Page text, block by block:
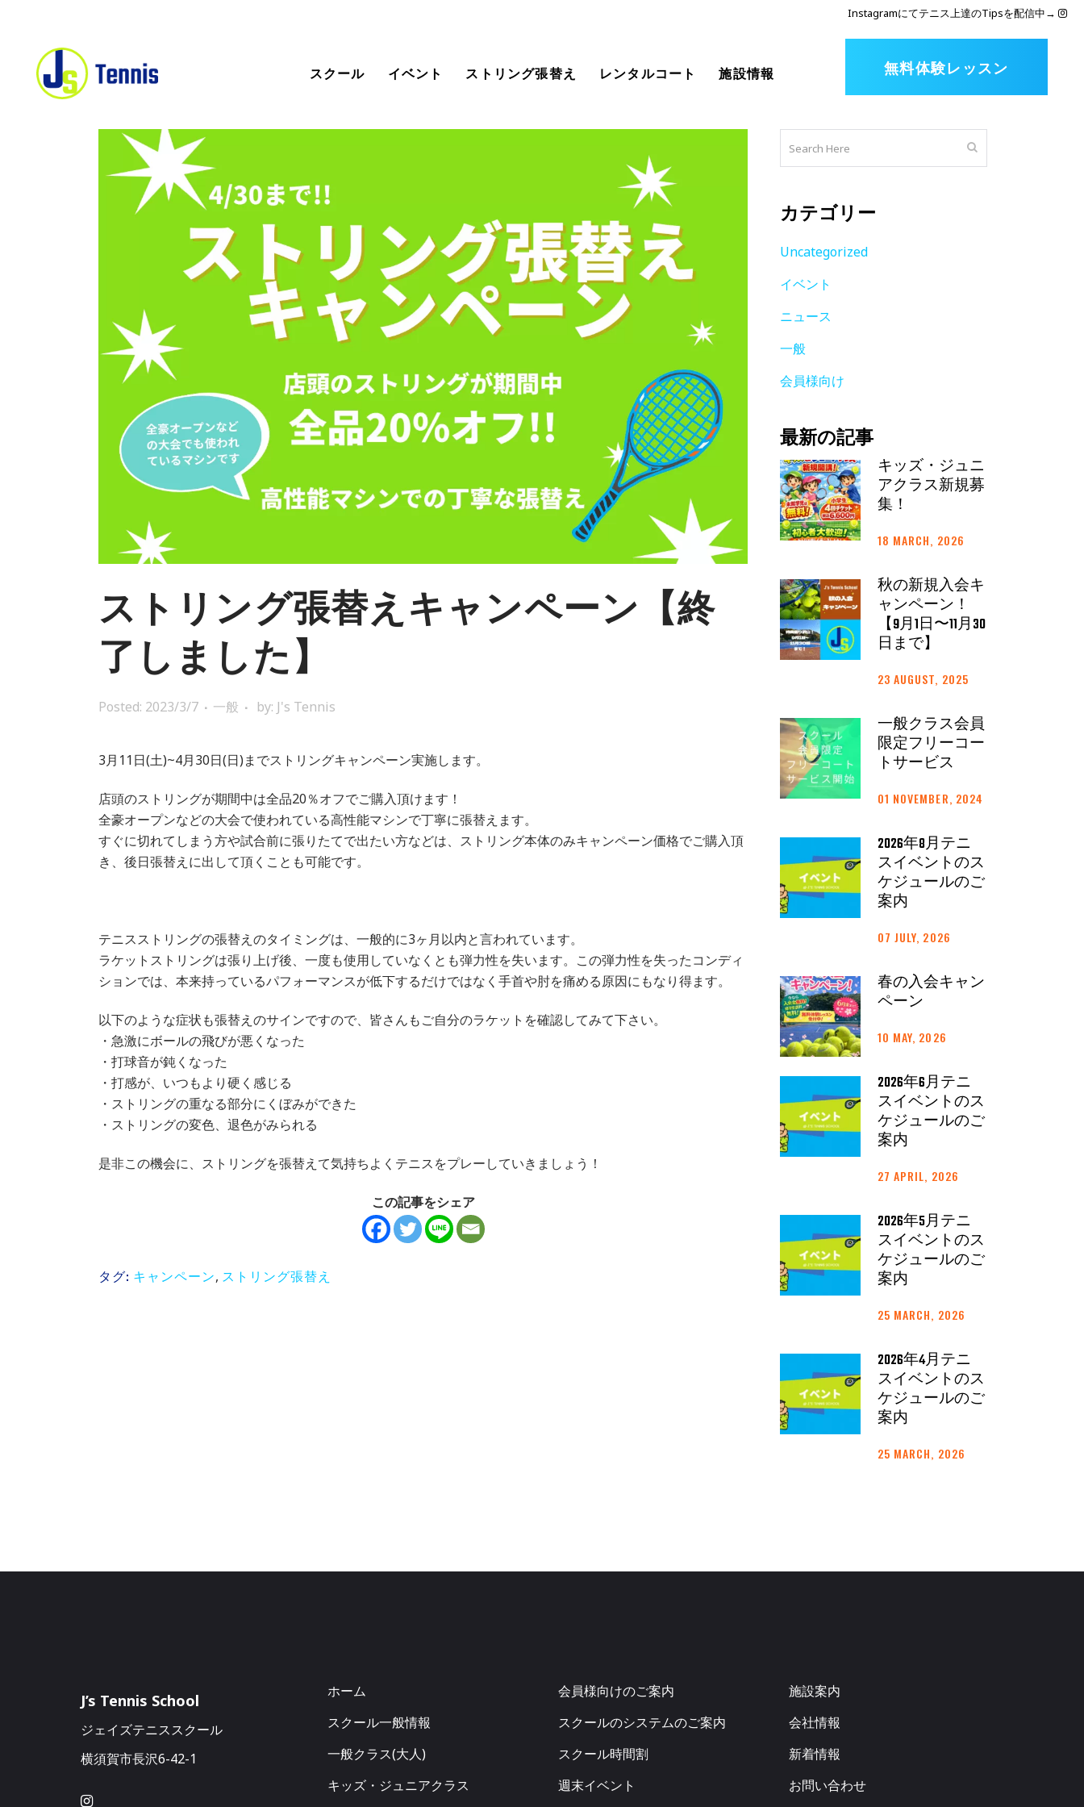
Instagramにてテニス上達のTipsを配信中→
無料体験レッスン
スクール
キッズ・ジュニアクラ
ス
コーチ紹介
無料体験レッスン
スクールのシステムの
WEB予約システムロ
グイン
イベント ストリング張替え レンタルコート 施設情報
ストリング張替えキャンペーン【終
了しました】
Posted: 2023/3/7 一般 by: J's Tennis
3月11日(土)~4月30日(日)までストリングキャンペーン実施します。
店頭のストリングが期間中は全品20％オフでご購入頂けます！
全豪オープンなどの大会で使われている高性能マシンで丁寧に張替えます。
すぐに切れてしまう方や試合前に張りたてで出たい方などは、ストリング本体のみキャンペーン価格でご購入頂
き、後日張替えに出して頂くことも可能です。
テニスストリングの張替えのタイミングは、一般的に3ヶ月以内と言われています。
ラケットストリングは張り上げ後、一度も使用していなくとも弾力性を失います。この弾力性を失ったコンディ
ションでは、本来持っているパフォーマンスが低下するだけではなく手首や肘を痛める原因にもなり得ます。
以下のような症状も張替えのサインですので、皆さんもご自分のラケットを確認してみて下さい。
・急激にボールの飛びが悪くなった
・打球音が鈍くなった
・打感が、いつもより硬く感じる
・ストリングの重なる部分にくぼみができた
・ストリングの変色、退色がみられる
是非この機会に、ストリングを張替えて気持ちよくテニスをプレーしていきましょう！
この記事をシェア
タグ: キャンペーン, ストリング張替え
カテゴリー
Uncategorized
イベント
ニュース
一般
会員様向け
最新の記事
キッズ・ジュニ
アクラス新規募
集！
18 MARCH, 2026
秋の新規入会キ
ャンペーン！
【9月1日〜11月30
日まで】
23 AUGUST, 2025
一般クラス会員
限定フリーコー
トサービス
01 NOVEMBER, 2024
2026年8月テニ
スイベントのス
ケジュールのご
案内
07 JULY, 2026
春の入会キャン
ペーン
10 MAY, 2026
2026年6月テニ
スイベントのス
ケジュールのご
案内
27 APRIL, 2026
2026年5月テニ
スイベントのス
ケジュールのご
案内
25 MARCH, 2026
2026年4月テニ
スイベントのス
ケジュールのご
案内
25 MARCH, 2026
J’s Tennis School
ジェイズテニススクール
横須賀市長沢6-42-1
ホーム
スクール一般情報
一般クラス(大人)
キッズ・ジュニアクラス
会員様向けのご案内
スクールのシステムのご案内
スクール時間割
週末イベント
施設案内
会社情報
新着情報
お問い合わせ